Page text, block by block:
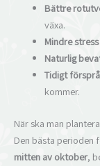
Bättre
växa.
Mindre
Naturlig
Tidigt
kommer.
När ska man
Den bästa perioden
mitten av oktober,